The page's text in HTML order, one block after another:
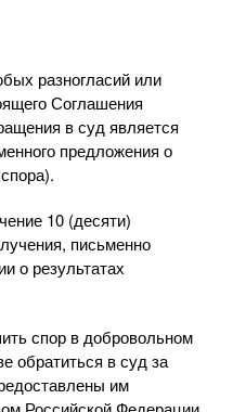
разногласий или
Соглашения
в суд является
предложения о
10 (десяти)
письменно
о результатах
спор в добровольном
обратиться в суд за
им